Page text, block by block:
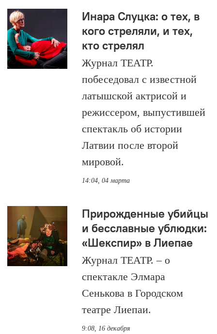
Инара Слуцка: о тех, в
кого стреляли, и тех,
кто стрелял
Журнал ТЕАТР.
побеседовал с известной
латышской актрисой и
режиссером, выпустившей
спектакль об истории
Латвии после второй
мировой.
14:04, 04 марта
Прирожденные убийцы
и бесславные ублюдки:
«Шекспир» в Лиепае
Журнал ТЕАТР. – о
спектакле Элмара
Сенькова в Городском
театре Лиепаи.
9:08, 16 декабря